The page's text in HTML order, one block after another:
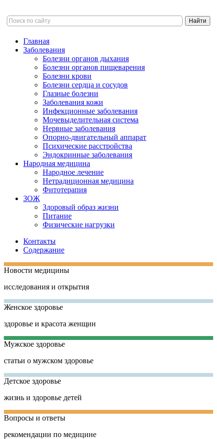
Главная
Заболевания
Болезни органов дыхания
Болезни органов пищеварения
Болезни крови
Болезни сердца и сосудов
Глазные болезни
Заболевания кожи
Инфекционные заболевания
Мочевыделительная система
Нервные заболевания
Опорно-двигательный аппарат
Психические расстройства
Эндокринные заболевания
Народная медицина
Народное лечение
Нетрадиционная медицина
Фитотерапия
ЗОЖ
Здоровый образ жизни
Питание
Физические нагрузки
Контакты
Содержание
Новости медицины
исследования и открытия
Женское здоровье
здоровье и красота женщин
Мужское здоровье
статьи о мужском здоровье
Детское здоровье
жизнь и здоровье детей
Вопросы и ответы
рекомендации по медицине